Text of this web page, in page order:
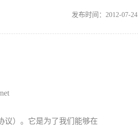
发布时间：2012-07-24
议）。它是为了我们能够在